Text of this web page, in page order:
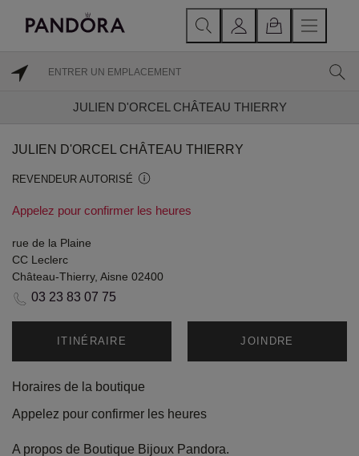
JULIEN D'ORCEL CHÂTEAU THIERRY
JULIEN D'ORCEL CHÂTEAU THIERRY
REVENDEUR AUTORISÉ
Appelez pour confirmer les heures
rue de la Plaine
CC Leclerc
Château-Thierry, Aisne 02400
03 23 83 07 75
ITINÉRAIRE JOINDRE
Horaires de la boutique
Appelez pour confirmer les heures
A propos de Boutique Bijoux Pandora.